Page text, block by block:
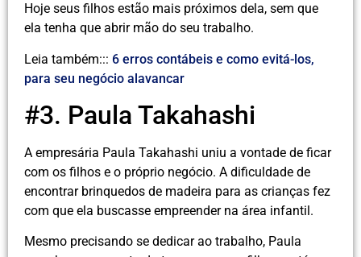
Hoje seus filhos estão mais próximos dela, sem que
ela tenha que abrir mão do seu trabalho.
Leia também::: 6 erros contábeis e como evitá-los,
para seu negócio alavancar
#3. Paula Takahashi
A empresária Paula Takahashi uniu a vontade de ficar
com os filhos e o próprio negócio. A dificuldade de
encontrar brinquedos de madeira para as crianças fez
com que ela buscasse empreender na área infantil.
Mesmo precisando se dedicar ao trabalho, Paula